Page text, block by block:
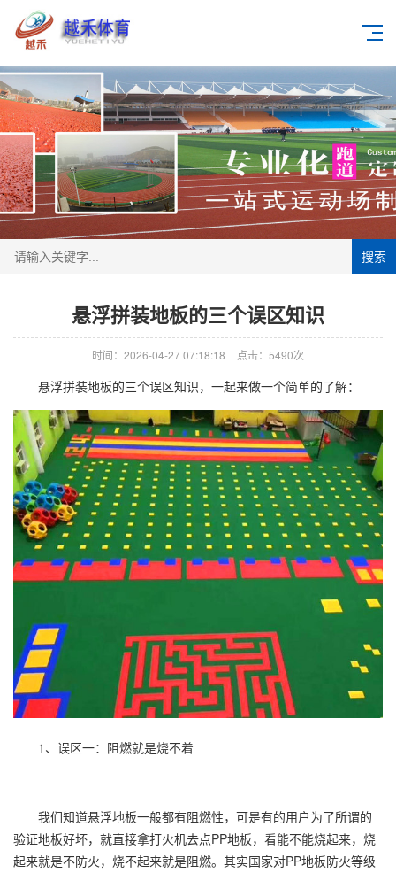
搜索
悬浮拼装地板的三个误区知识
时间：2026-04-27 07:18:18 点击：5490次
悬浮拼装地板的三个误区知识，一起来做一个简单的了解：
1、误区一：阻燃就是烧不着
我们知道悬浮地板一般都有阻燃性，可是有的用户为了所谓的
验证地板好坏，就直接拿打火机去点PP地板，看能不能烧起来，烧
起来就是不防火，烧不起来就是阻燃。其实国家对PP地板防火等级